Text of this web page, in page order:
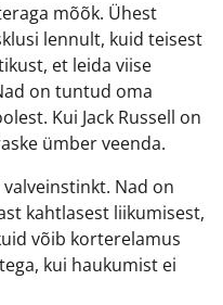
mõõk. Ühest
lennult, kuid teisest
et leida viise
on tuntud oma
Kui Jack Russell on
ümber veenda.
Nad on
kahtlasest liikumisest,
võib korterelamus
kui haukumist ei